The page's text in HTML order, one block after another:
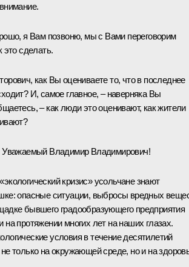
я Вам позвоню, мы с Вами переговорим
это сделать.
как Вы оцениваете то, что в последнее
И, самое главное, – наверняка Вы
– как люди это оценивают, как жители
Уважаемый Владимир Владимирович!
кризис» усольчане знают
опасные ситуации, выбросы вредных
бывшего градообразующего предприятия
на протяжении многих лет на наших глазах.
условия в течение десятилетий
только на окружающей среде, но и на